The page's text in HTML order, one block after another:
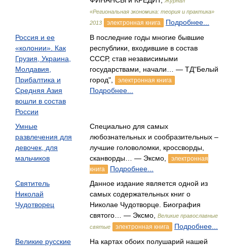
«Региональная экономика: теория и практика»
2013
электронная книга
Подробнее...
Россия и ее
«колонии». Как
Грузия, Украина,
Молдавия,
Прибалтика и
Средняя Азия
вошли в состав
России
В последние годы многие бывшие
республики, входившие в состав
СССР, став независимыми
государствами, начали… — ТД"Белый
город",
электронная книга
Подробнее...
Умные
развлечения для
девочек, для
мальчиков
Специально для самых
любознательных и сообразительных –
лучшие головоломки, кроссворды,
сканворды… — Эксмо,
электронная
книга
Подробнее...
Святитель
Николай
Чудотворец
Данное издание является одной из
самых содержательных книг о
Николае Чудотворце. Биография
святого… — Эксмо,
Великие православные
святые
электронная книга
Подробнее...
Великие русские
На картах обоих полушарий нашей